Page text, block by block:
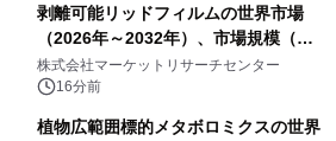
剥離可能リッドフィルムの世界市場
（2026年～2032年）、市場規模（ヒ
ートシールタイプ、コールドシールタ
イプ、粘着タイプ）・分析レポートを
発表
株式会社マーケットリサーチセンター
16分前
植物広範囲標的メタボロミクスの世界